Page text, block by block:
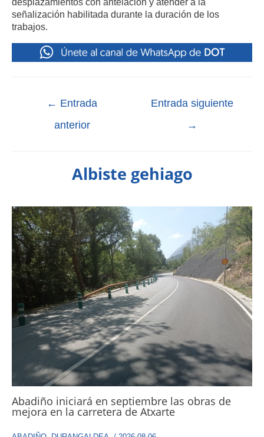
señalización habilitada durante la duración de los
trabajos.
← Entrada
anterior
Entrada siguiente
→
Albiste gehiago
Abadiño iniciará en septiembre las obras de
mejora en la carretera de Atxarte